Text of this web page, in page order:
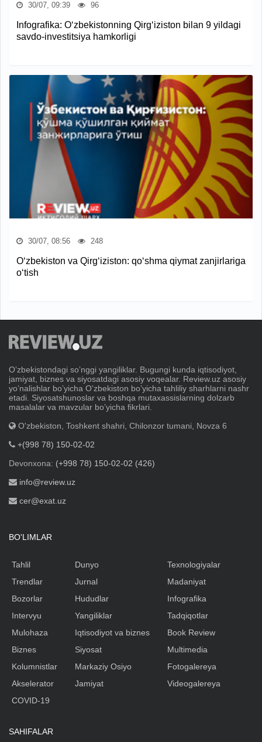
30/07, 09:39 96
Infografika: O‘zbekistonning Qirg‘iziston bilan 9 yildagi
savdo-investitsiya hamkorligi
30/07, 08:56 248
O‘zbekiston va Qirg‘iziston: qo‘shma qiymat zanjirlariga
o‘tish
Oʼzbekistondagi soʼnggi yangiliklar. Bugungi kunda iqtisodiyot,
jamiyat, biznes va siyosatdagi asosiy voqealar. Review.uz asosiy
yoʼnalishlar boʼyicha Oʼzbekiston boʼyicha tahliliy sharhlarni nashr
etadi. Siyosatshunoslar va boshqa mutaxassislarning dolzarb
masalalar va mavzular boʼyicha fikrlari.
O'zbekiston, Toshkent shahri, Chilonzor tumani, Novza 6
+(998 78) 150-02-02
Devonxona: (+998 78) 150-02-02 (426)
info@review.uz
cer@exat.uz
BO'LIMLAR
Tahlil
Trendlar
Bozorlar
Intervyu
Mulohaza
Biznes
Kolumnistlar
Akselerator
Dunyo
Jurnal
Hududlar
Yangiliklar
Iqtisodiyot va biznes
Siyosat
Markaziy Osiyo
Jamiyat
Texnologiyalar
Madaniyat
Infografika
Tadqiqotlar
Book Review
Multimedia
Fotogalereya
Videogalereya
COVID-19
SAHIFALAR